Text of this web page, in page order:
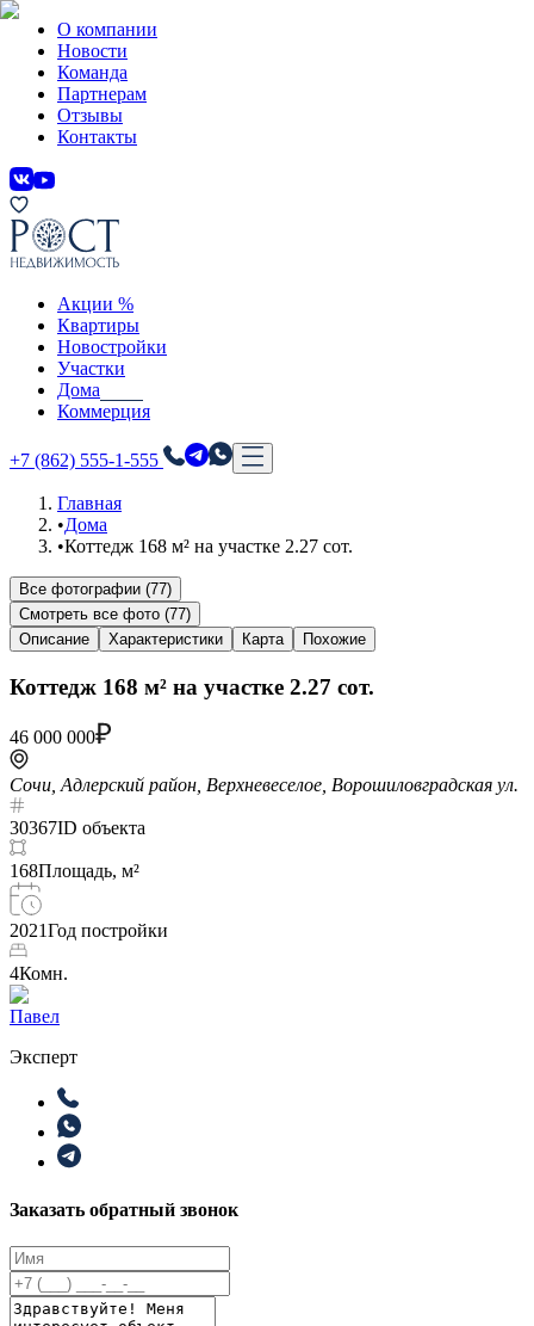
О компании
Новости
Команда
Партнерам
Отзывы
Контакты
Акции %
Квартиры
Новостройки
Участки
Дома
Коммерция
+7 (862) 555-1-555
Главная
•Дома
•Коттедж 168 м² на участке 2.27 сот.
Все фотографии (77)
Смотреть все фото (77)
Описание
Характеристики Карта Похожие
Коттедж 168 м² на участке 2.27 сот.
46 000 000
Сочи, Адлерский район, Верхневеселое, Ворошиловградская ул.
30367ID объекта
168Площадь, м²
2021Год постройки
4Комн.
Павел
Эксперт
Заказать обратный звонок